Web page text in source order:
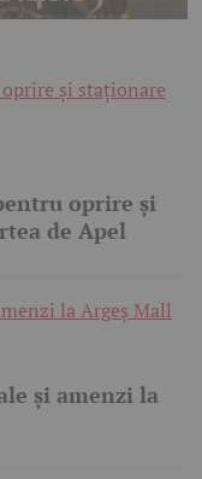
oprire și
de Apel
și amenzi la